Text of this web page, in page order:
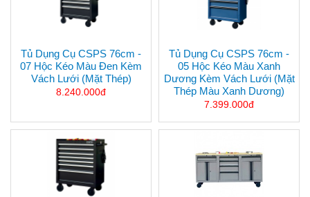
Tủ Dụng Cụ CSPS 76cm -
07 Hộc Kéo Màu Đen Kèm
Vách Lưới (mặt Thép)
8.240.000đ
Tủ Dụng Cụ CSPS 76cm -
05 Hộc Kéo Màu Xanh
Dương Kèm Vách Lưới (mặt
Thép Màu Xanh Dương)
7.399.000đ